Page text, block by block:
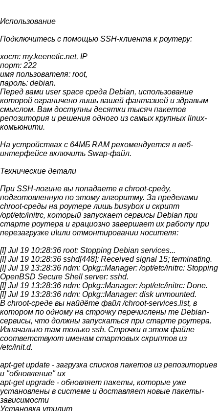
Использование
Подключитесь с помощью SSH-клиента к роутеру:
хост: my.keenetic.net, IP
порт: 222
имя пользователя: root,
пароль: debian.
Перед вами user space среда Debian, использование
которой ограничено лишь вашей фантазией и здравым
смыслом. Вам доступны десятки тысяч пакетов
репозитория и решения одного из самых крупных linux-
комьюнити.
На устройствах с 64МБ RAM рекомендуется в веб-
интерфейсе включить Swap-файл.
Технические детали
При SSH-логине вы попадаете в chroot-среду,
подготовленную по этому алгоритму. За пределами
chroot-среды на роутере лишь busybox и скрипт
/opt/etc/initrc, который запускает сервисы Debian при
старте роутера и грациозно завершает их работу при
перезагрузке и\или отмонтировании носителя:
[I] Jul 19 10:28:36 root: Stopping Debian services...
[I] Jul 19 10:28:36 sshd[448]: Received signal 15; terminating.
[I] Jul 19 13:28:36 ndm: Opkg::Manager: /opt/etc/initrc: Stopping
OpenBSD Secure Shell server: sshd.
[I] Jul 19 13:28:36 ndm: Opkg::Manager: /opt/etc/initrc: Done.
[I] Jul 19 13:28:36 ndm: Opkg::Manager: disk unmounted.
В chroot-среде вы найдёте файл /chroot-services.list, в
котором по одному на строчку перечислены те Debian-
сервисы, что должны запускаться при старте роутера.
Изначально там только ssh. Строчки в этом файле
соответствуют именам стартовых скриптов из
/etc/init.d.
apt-get update - загрузка списков пакетов из репозиториев
и "обновление" их
apt-get upgrade - обновляет пакеты, которые уже
установлены в системе и доставляет новые пакеты-
зависимости
Установка утилит